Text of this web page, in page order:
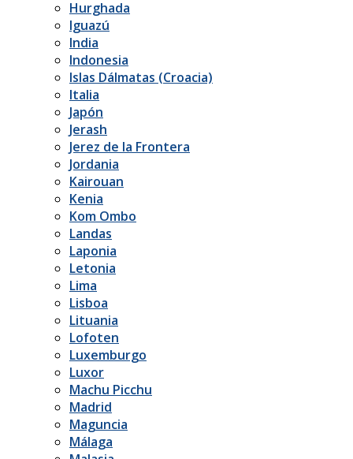
Hurghada
Iguazú
India
Indonesia
Islas Dálmatas (Croacia)
Italia
Japón
Jerash
Jerez de la Frontera
Jordania
Kairouan
Kenia
Kom Ombo
Landas
Laponia
Letonia
Lima
Lisboa
Lituania
Lofoten
Luxemburgo
Luxor
Machu Picchu
Madrid
Maguncia
Málaga